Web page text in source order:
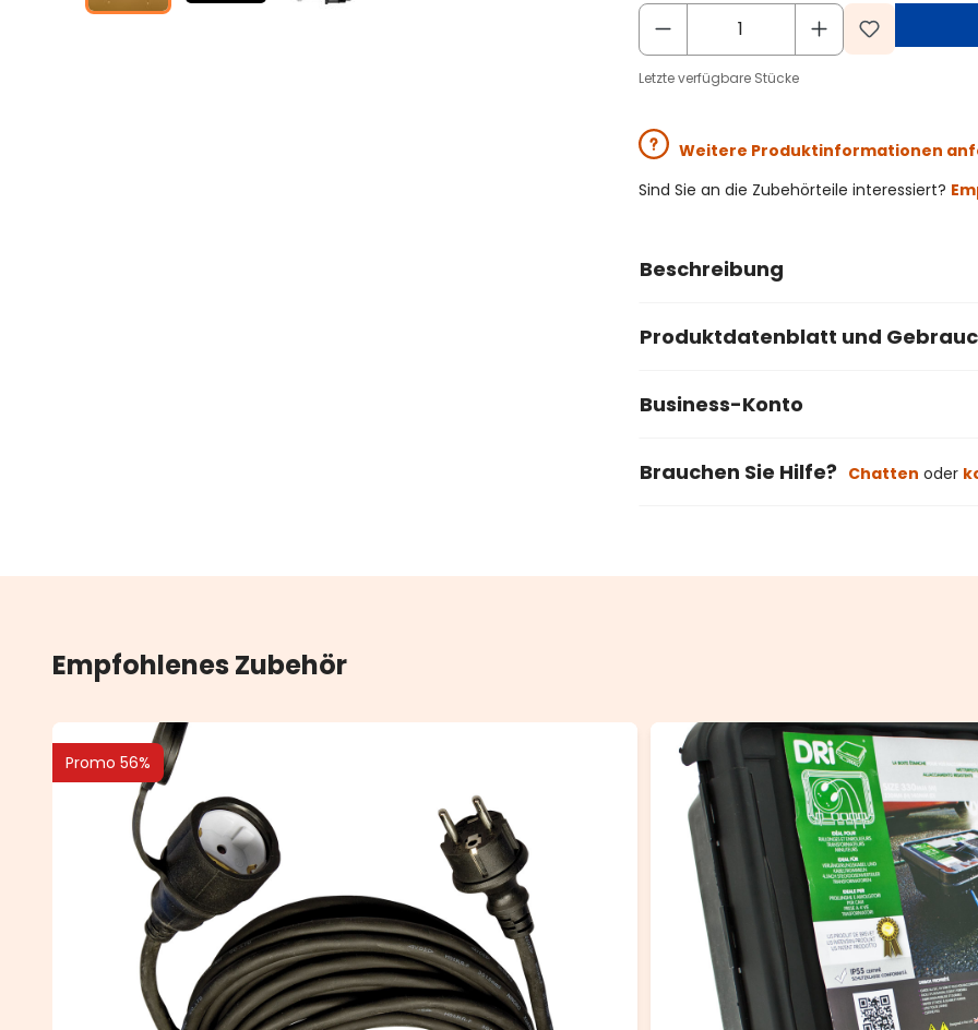
Letzte verfügbare Stücke
Weitere Produktinformationen
Sind Sie an die Zubehörteile interessiert?
Beschreibung
Produktdatenblatt und
Business-Konto
Brauchen Sie Hilfe? Chatten oder
Empfohlenes Zubehör
Promo 56%